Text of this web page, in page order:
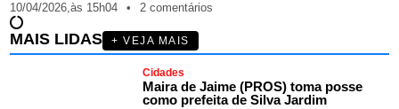
10/04/2026,às 15h04 • 2 comentários
MAIS LIDAS + VEJA MAIS
Cidades
Maira de Jaime (PROS) toma posse
como prefeita de Silva Jardim